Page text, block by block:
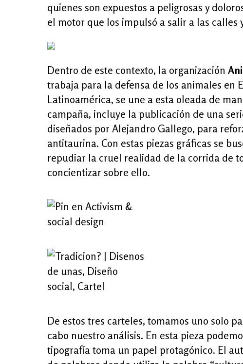
quienes son expuestos a peligrosas y
el motor que los impulsó a salir a las calles
Dentro de este contexto, la organización
trabaja para la defensa de los animales en
Latinoamérica, se une a esta oleada de
campaña, incluye la publicación de una
diseñados por Alejandro Gallego, para
antitaurina. Con estas piezas gráficas se
repudiar la cruel realidad de la corrida de
concientizar sobre ello.
De estos tres carteles, tomamos uno solo
cabo nuestro análisis. En esta pieza
tipografía toma un papel protagónico. El